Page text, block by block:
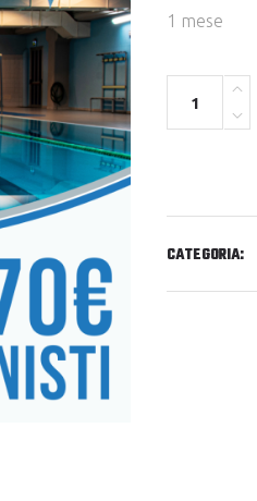
1 mese
CATEGORIA: